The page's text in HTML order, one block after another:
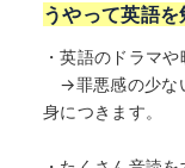
うやって英語
・英語のドラマ
→罪悪感の少な
身につきます。